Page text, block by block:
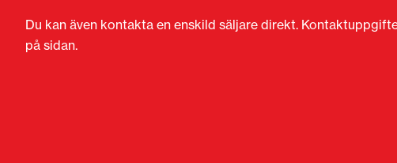
Du kan även kontakta en enskild säljare direkt.
på sidan.